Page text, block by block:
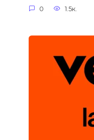
0 1.5к.